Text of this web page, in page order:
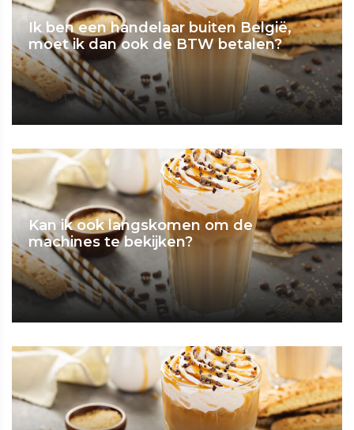
Ik ben een handelaar buiten België,
moet ik dan ook de BTW betalen?
Kan ik ook langskomen om de
machines te bekijken?